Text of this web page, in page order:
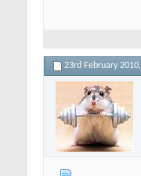
23rd February 2010,